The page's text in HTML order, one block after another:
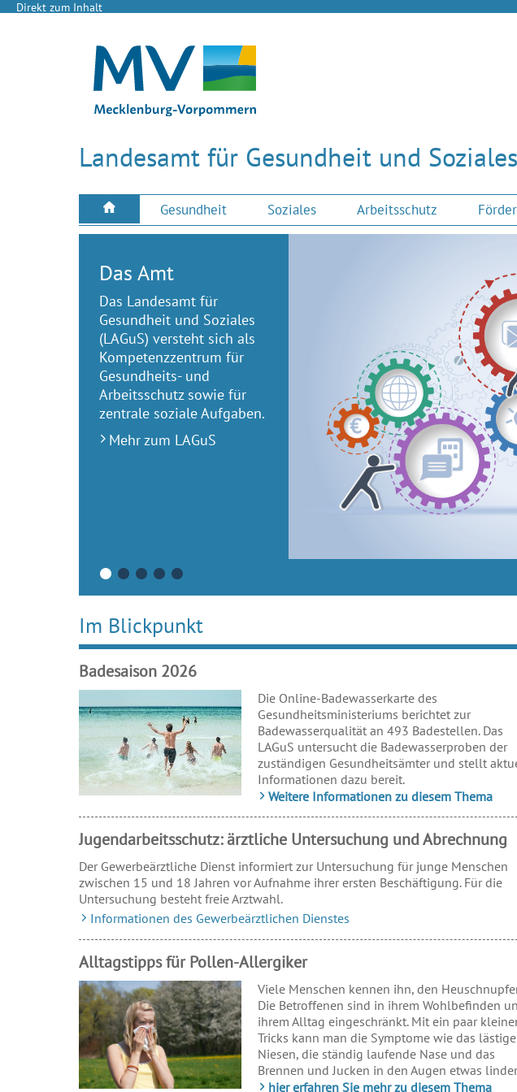
Direkt zum Inhalt
Landesamt für Gesundheit und Soziales
Gesundheit Soziales Arbeitsschutz
Vorheriges Element anzeigen
Nächstes Element anzeigen
• • • • •
Das Amt
Das Landesamt für
Gesundheit und Soziales
(LAGuS) versteht sich als
Kompetenzzentrum für
Gesundheits- und
Arbeitsschutz sowie für
zentrale soziale Aufgaben.
Mehr zum LAGuS
Im Blickpunkt
Badesaison 2026
Die Online-Badewasserkarte des
Gesundheitsministeriums berichtet zur
Badewasserqualität an 493 Badestellen. Das
LAGuS untersucht die Badewasserproben der
zuständigen Gesundheitsämter und stellt
Informationen dazu bereit.
Weitere Informationen zu diesem Thema
Jugendarbeitsschutz: ärztliche Untersuchung und Abrechnung
Der Gewerbeärztliche Dienst informiert zur Untersuchung für junge Menschen
zwischen 15 und 18 Jahren vor Aufnahme ihrer ersten Beschäftigung. Für die
Untersuchung besteht freie Arztwahl.
Informationen des Gewerbeärztlichen Dienstes
Alltagstipps für Pollen-Allergiker
Viele Menschen kennen ihn, den
Die Betroffenen sind in ihrem Wohlbefinden
ihrem Alltag eingeschränkt. Mit ein paar
Tricks kann man die Symptome wie das lästige
Niesen, die ständig laufende Nase und das
Brennen und Jucken in den Augen etwas
hier erfahren Sie mehr zu diesem Thema